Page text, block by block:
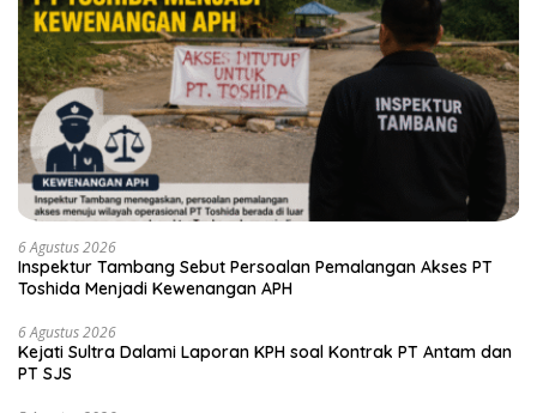
6 Agustus 2026
Inspektur Tambang Sebut Persoalan Pemalangan Akses PT
Toshida Menjadi Kewenangan APH
6 Agustus 2026
Kejati Sultra Dalami Laporan KPH soal Kontrak PT Antam dan
PT SJS